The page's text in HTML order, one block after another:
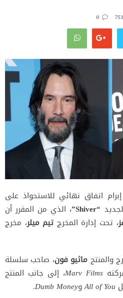
753
0
اتفاق نهائي للاستحواذ على
“Shiver”
، الذي من المقرر أن
، تحت إدارة المخرج تيم ميلر، مخرج
والمنتج ماثيو فون، صاحب سلسلة
Marv Films، إلى جانب المنتج
All of YouوDumb Money
.